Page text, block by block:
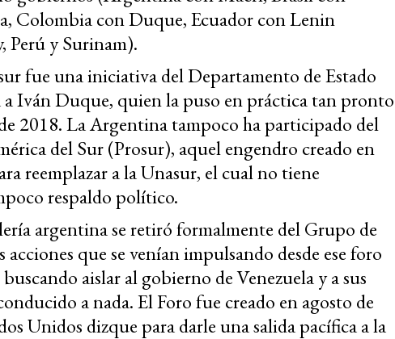
Colombia con Duque, Ecuador con Lenin
Perú y Surinam).
fue una iniciativa del Departamento de Estado
a Iván Duque, quien la puso en práctica tan pronto
2018. La Argentina tampoco ha participado del
del Sur (Prosur), aquel engendro creado en
reemplazar a la Unasur, el cual no tiene
respaldo político.
argentina se retiró formalmente del Grupo de
que se venían impulsando desde ese foro
aislar al gobierno de Venezuela y a sus
a nada. El Foro fue creado en agosto de
Unidos dizque para darle una salida pacífica a la